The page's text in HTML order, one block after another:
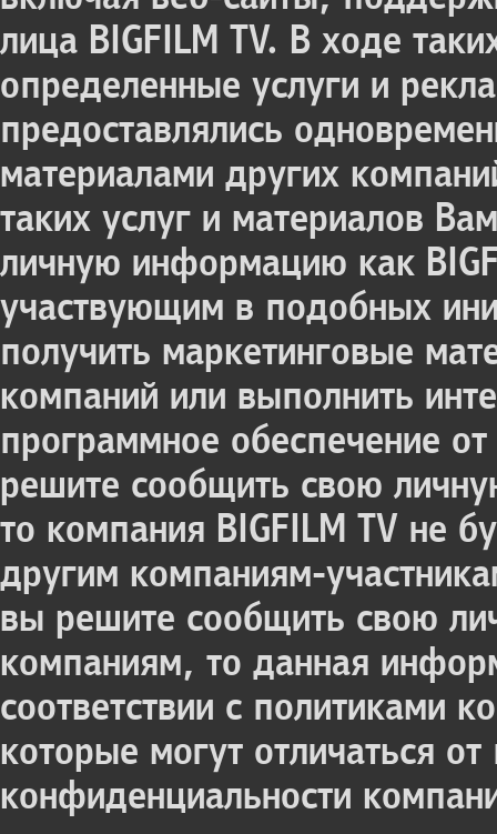
лица BIGFILM TV. В ходе
определенные услуги и
предоставлялись
материалами других
таких услуг и материалов
личную информацию как
участвующим в подобных
получить маркетинговые
компаний или выполнить
программное обеспечение
решите сообщить свою
то компания BIGFILM TV не
другим компаниям-
вы решите сообщить свою
компаниям, то данная
соответствии с политиками
которые могут отличаться
конфиденциальности